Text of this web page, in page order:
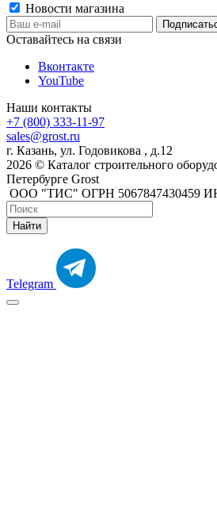
Новости магазина
Оставайтесь на связи
Вконтакте
YouTube
Наши контакты
+7 (800) 333-11-97
sales@grost.ru
г. Казань, ул. Годовикова , д.12
2026 © Каталог строительного
Петербурге Grost
ООО "ТИС" ОГРН 5067847430459
Найти
Telegram